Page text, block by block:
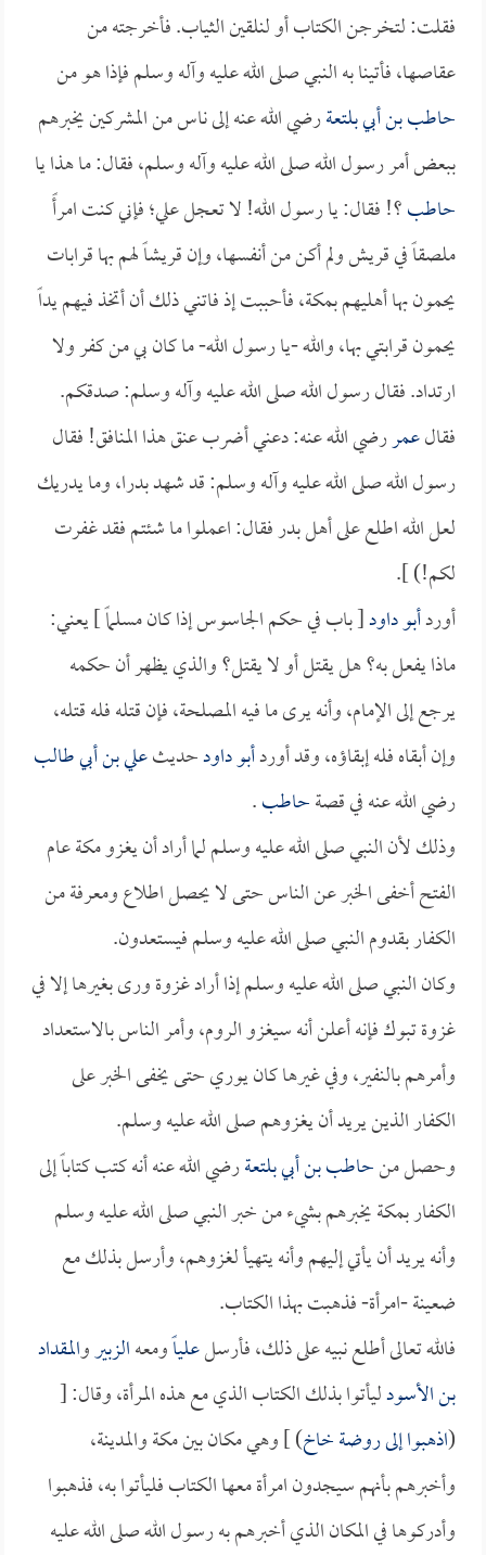
فقلت: لتخرجن الكتاب أو لنلقين الثياب. فأخرجته من
عقاصها، فأتينا به النبي صلى الله عليه وآله وسلم فإذا هو من
حاطب بن أبي بلتعةرضي الله عنه إلى ناس من المشركين يخبرهم
ببعض أمر رسول الله صلى الله عليه وآله وسلم، فقال: ما هذا يا
حاطب؟! فقال: يا رسول الله! لا تعجل علي؛ فإني كنت امرأً
ملصقاً في قريش ولم أكن من أنفسها، وإن قريشاً لهم بها قرابات
يحمون بها أهليهم بمكة، فأحببت إذ فاتني ذلك أن أتخذ فيهم يداً
يحمون قرابتي بها، والله -يا رسول الله- ما كان بي من كفر ولا
ارتداد. فقال رسول الله صلى الله عليه وآله وسلم: صدقكم.
فقالعمررضي الله عنه: دعني أضرب عنق هذا المنافق! فقال
رسول الله صلى الله عليه وآله وسلم: قد شهد بدرا، وما يدريك
لعل الله اطلع على أهل بدر فقال: اعملوا ما شئتم فقد غفرت
لكم!) ].
أوردأبو داود[ باب في حكم الجاسوس إذا كان مسلماً ] يعني:
ماذا يفعل به؟ هل يقتل أو لا يقتل؟ والذي يظهر أن حكمه
يرجع إلى الإمام، وأنه يرى ما فيه المصلحة، فإن قتله فله قتله،
وإن أبقاه فله إبقاؤه، وقد أوردأبو داودحديثعلي بن أبي طالب
رضي الله عنه في قصةحاطب.
وذلك لأن النبي صلى الله عليه وسلم لما أراد أن يغزو مكة عام
الفتح أخفى الخبر عن الناس حتى لا يحصل اطلاع ومعرفة من
الكفار بقدوم النبي صلى الله عليه وسلم فيستعدون.
وكان النبي صلى الله عليه وسلم إذا أراد غزوة ورى بغيرها إلا في
غزوة تبوك فإنه أعلن أنه سيغزو الروم، وأمر الناس بالاستعداد
وأمرهم بالنفير، وفي غيرها كان يوري حتى يخفى الخبر على
الكفار الذين يريد أن يغزوهم صلى الله عليه وسلم.
وحصل منحاطب بن أبي بلتعةرضي الله عنه أنه كتب كتاباً إلى
الكفار بمكة يخبرهم بشيء من خبر النبي صلى الله عليه وسلم
وأنه يريد أن يأتي إليهم وأنه يتهيأ لغزوهم، وأرسل بذلك مع
ضعينة -امرأة- فذهبت بهذا الكتاب.
فالله تعالى أطلع نبيه على ذلك، فأرسلعلياًومعهالزبيروالمقداد
بن الأسودليأتوا بذلك الكتاب الذي مع هذه المرأة، وقال: [
(اذهبوا إلى روضة خاخ) ] وهي مكان بين مكة والمدينة،
وأخبرهم بأنهم سيجدون امرأة معها الكتاب فليأتوا به، فذهبوا
وأدركوها في المكان الذي أخبرهم به رسول الله صلى الله عليه